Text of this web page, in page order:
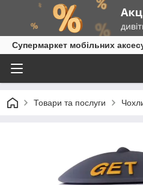
Супермаркет мобільних
Товари та послуги